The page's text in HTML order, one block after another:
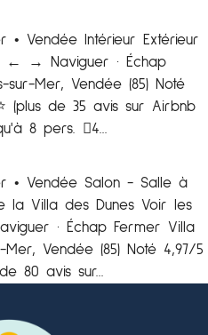
• Vendée Intérieur Extérieur
← → Naviguer · Échap
sur-Mer, Vendée (85) Noté
(plus de 35 avis sur Airbnb
8 pers. 4...
• Vendée Salon - Salle à
la Villa des Dunes Voir les
· Échap Fermer Villa
Vendée (85) Noté 4,97/5
80 avis sur...